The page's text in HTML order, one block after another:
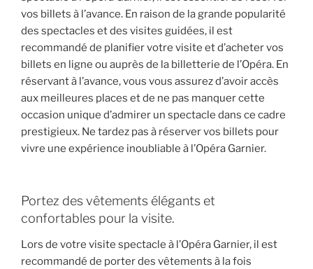
vos billets à l’avance. En raison de la grande popularité
des spectacles et des visites guidées, il est
recommandé de planifier votre visite et d’acheter vos
billets en ligne ou auprès de la billetterie de l’Opéra. En
réservant à l’avance, vous vous assurez d’avoir accès
aux meilleures places et de ne pas manquer cette
occasion unique d’admirer un spectacle dans ce cadre
prestigieux. Ne tardez pas à réserver vos billets pour
vivre une expérience inoubliable à l’Opéra Garnier.
Portez des vêtements élégants et
confortables pour la visite.
Lors de votre visite spectacle à l’Opéra Garnier, il est
recommandé de porter des vêtements à la fois